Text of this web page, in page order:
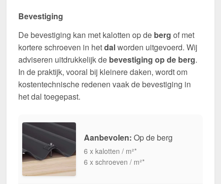
Bevestiging
De bevestiging kan met kalotten op de berg of met
kortere schroeven in hetdalworden uitgevoerd. Wij
adviseren uitdrukkelijk de bevestiging op de berg.
In de praktijk, vooral bij kleinere daken, wordt om
kostentechnische redenen vaak de bevestiging in
het dal toegepast.
Aanbevolen: Op de berg
6 x kalotten / m²*
6 x schroeven / m²*